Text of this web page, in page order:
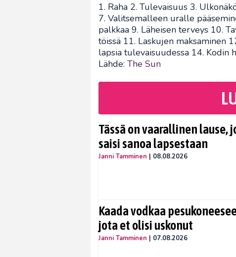
1. Raha 2. Tulevaisuus 3.
7. Valitsemalleen uralle
palkkaa 9. Läheisen terveys 10.
töissä 11. Laskujen maksaminen
lapsia tulevaisuudessa 14. Kodin
Lähde: The Sun
Tässä on vaarallinen lause,
saisi sanoa lapsestaan
Janni Tamminen | 08.08.2026
Kaada vodkaa
jota et olisi uskonut
Janni Tamminen | 07.08.2026